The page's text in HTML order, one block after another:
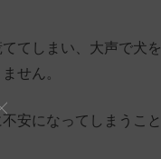
てしまい、大声で犬を
せん。
安になってしまうこと